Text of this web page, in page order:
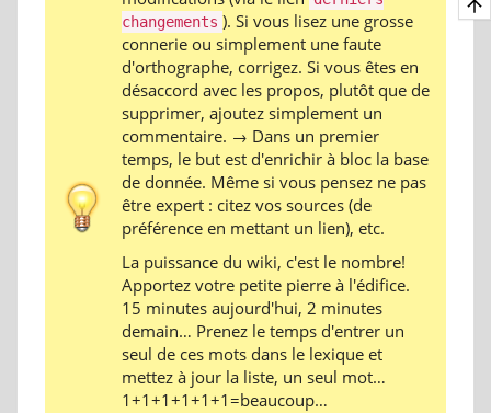
changements ). Si vous lisez une grosse
connerie ou simplement une faute
d'orthographe, corrigez. Si vous êtes en
désaccord avec les propos, plutôt que de
supprimer, ajoutez simplement un
commentaire. → Dans un premier
temps, le but est d'enrichir à bloc la base
de donnée. Même si vous pensez ne pas
être expert : citez vos sources (de
préférence en mettant un lien), etc.
La puissance du wiki, c'est le nombre!
Apportez votre petite pierre à l'édifice.
15 minutes aujourd'hui, 2 minutes
demain… Prenez le temps d'entrer un
seul de ces mots dans le lexique et
mettez à jour la liste, un seul mot…
1+1+1+1+1+1=beaucoup…